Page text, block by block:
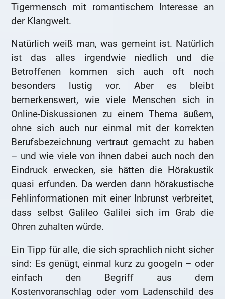
Tigermensch mit romantischem Interesse an
der Klangwelt.
Natürlich weiß man, was gemeint ist. Natürlich
ist das alles irgendwie niedlich und die
Betroffenen kommen sich auch oft noch
besonders lustig vor. Aber es bleibt
bemerkenswert, wie viele Menschen sich in
Online-Diskussionen zu einem Thema äußern,
ohne sich auch nur einmal mit der korrekten
Berufsbezeichnung vertraut gemacht zu haben
– und wie viele von ihnen dabei auch noch den
Eindruck erwecken, sie hätten die Hörakustik
quasi erfunden. Da werden dann hörakustische
Fehlinformationen mit einer Inbrunst verbreitet,
dass selbst Galileo Galilei sich im Grab die
Ohren zuhalten würde.
Ein Tipp für alle, die sich sprachlich nicht sicher
sind: Es genügt, einmal kurz zu googeln – oder
einfach den Begriff aus dem
Kostenvoranschlag oder vom Ladenschild des